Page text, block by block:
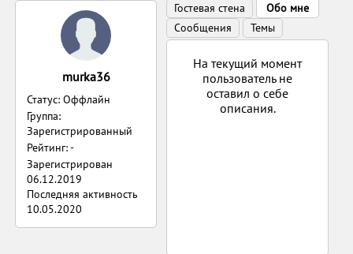
murka36
Статус: Оффлайн
Группа:
Зарегистрированный
Рейтинг: -
Зарегистрирован
06.12.2019
Последняя активность
10.05.2020
Гостевая стена
Обо мне
Сообщения
Темы
На текущий момент
пользователь не
оставил о себе
описания.